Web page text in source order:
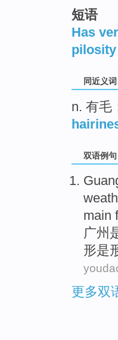
短语
Has
同近义词
n. 有毛
双语例句
main
广州
形是
更多双